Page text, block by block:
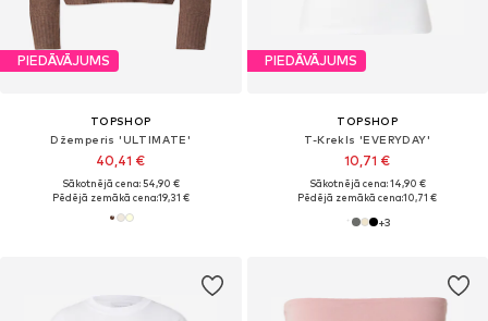
PIEDĀVĀJUMS
TOPSHOP
Džemperis 'ULTIMATE'
40,41 €
Sākotnējā cena: 54,90 €
Pēdējā zemākā cena:19,31 €
PIEDĀVĀJUMS
TOPSHOP
T-Krekls 'EVERYDAY'
10,71 €
Sākotnējā cena: 14,90 €
Pēdējā zemākā cena:10,71 €
+3